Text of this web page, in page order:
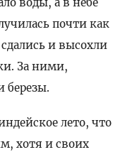
почти как
и высохли
За ними,
березы.
лето, что
хотя и своих